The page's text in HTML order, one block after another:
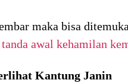
maka bisa
tanda awal kehamilan
Kantung Janin